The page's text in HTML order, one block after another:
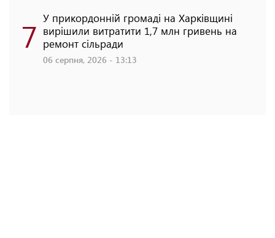
7 У прикордонній громаді на Харківщині
вирішили витратити 1,7 млн гривень на
ремонт сільради
06 серпня, 2026 - 13:13